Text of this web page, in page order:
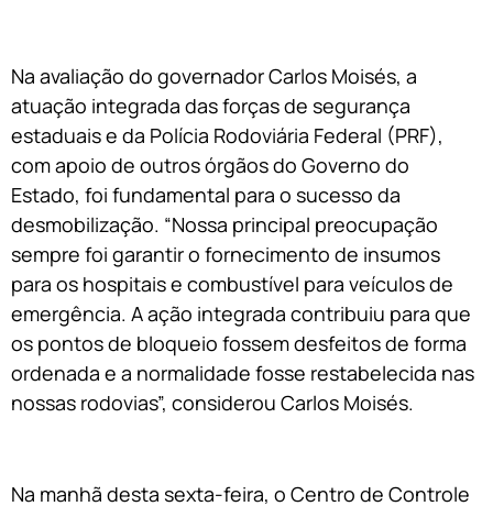
Na avaliação do governador Carlos Moisés, a
atuação integrada das forças de segurança
estaduais e da Polícia Rodoviária Federal (PRF),
com apoio de outros órgãos do Governo do
Estado, foi fundamental para o sucesso da
desmobilização. “Nossa principal preocupação
sempre foi garantir o fornecimento de insumos
para os hospitais e combustível para veículos de
emergência. A ação integrada contribuiu para que
os pontos de bloqueio fossem desfeitos de forma
ordenada e a normalidade fosse restabelecida nas
nossas rodovias”, considerou Carlos Moisés.
Na manhã desta sexta-feira, o Centro de Controle